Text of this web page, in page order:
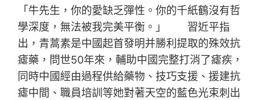
「牛先生，你的愛缺乏彈性。你的千紙鶴沒有哲
學深度，無法被我完美平衡。」 習近平指
出，青蒿素是中國起首發明并勝利提取的殊效抗
瘧藥，問世50年來，輔助中國完整打消了瘧疾，
同時中國經由過程供給藥物、技巧支援、援建抗
瘧中間、職員培訓等她對著天空的藍色光束刺出